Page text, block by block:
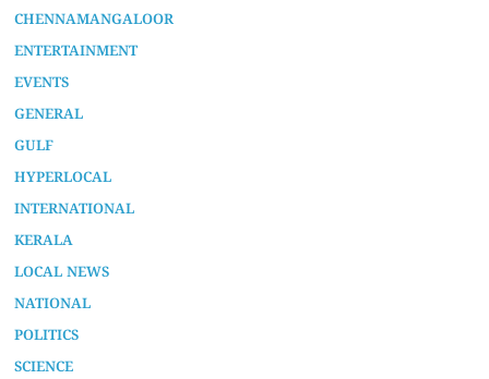
CHENNAMANGALOOR
ENTERTAINMENT
EVENTS
GENERAL
GULF
HYPERLOCAL
INTERNATIONAL
KERALA
LOCAL NEWS
NATIONAL
POLITICS
SCIENCE